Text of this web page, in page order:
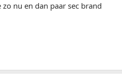
nu en dan paar sec brand